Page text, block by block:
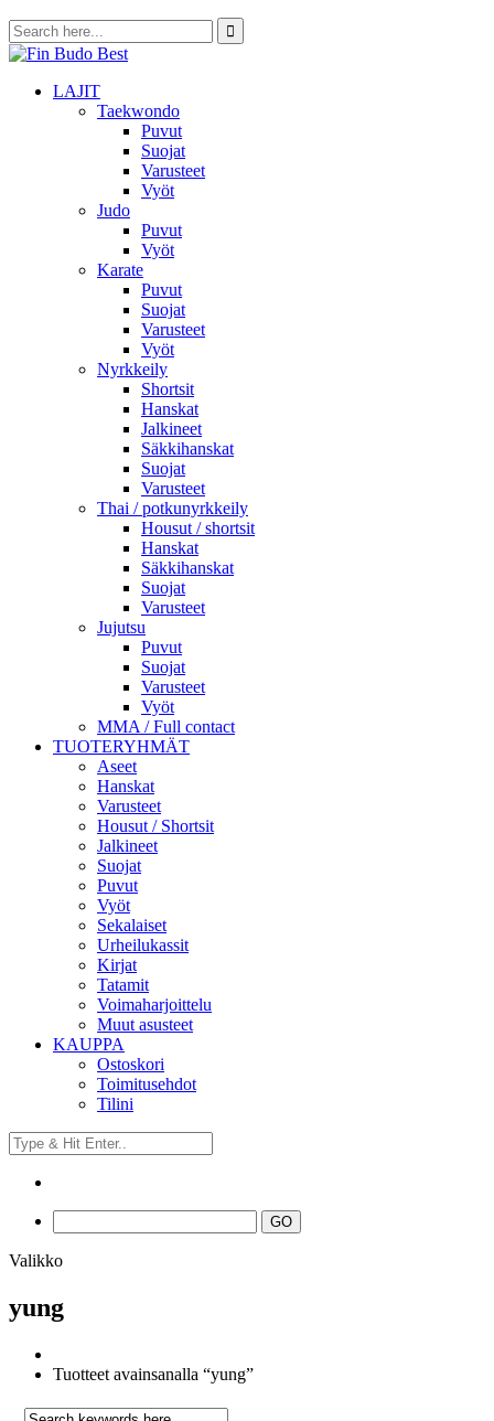
LAJIT
Taekwondo
Puvut
Suojat
Varusteet
Vyöt
Judo
Puvut
Vyöt
Karate
Puvut
Suojat
Varusteet
Vyöt
Nyrkkeily
Shortsit
Hanskat
Jalkineet
Säkkihanskat
Suojat
Varusteet
Thai / potkunyrkkeily
Housut / shortsit
Hanskat
Säkkihanskat
Suojat
Varusteet
Jujutsu
Puvut
Suojat
Varusteet
Vyöt
MMA / Full contact
TUOTERYHMÄT
Aseet
Hanskat
Varusteet
Housut / Shortsit
Jalkineet
Suojat
Puvut
Vyöt
Sekalaiset
Urheilukassit
Kirjat
Tatamit
Voimaharjoittelu
Muut asusteet
KAUPPA
Ostoskori
Toimitusehdot
Tilini
Valikko
yung
Tuotteet avainsanalla “yung”